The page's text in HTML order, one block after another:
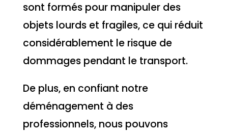
sont formés pour manipuler des
objets lourds et fragiles, ce qui réduit
considérablement le risque de
dommages pendant le transport.
De plus, en confiant notre
déménagement à des
professionnels, nous pouvons